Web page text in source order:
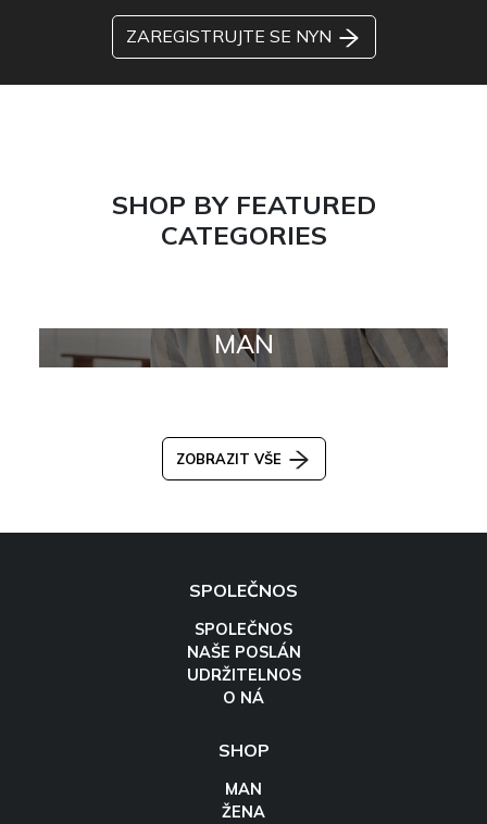
ZAREGISTRUJTE SE NYN
SHOP BY FEATURED
CATEGORIES
MAN
ZOBRAZIT VŠE
SPOLEČNOS
SPOLEČNOS
NAŠE POSLÁN
UDRŽITELNOS
O NÁ
SHOP
MAN
ŽENA